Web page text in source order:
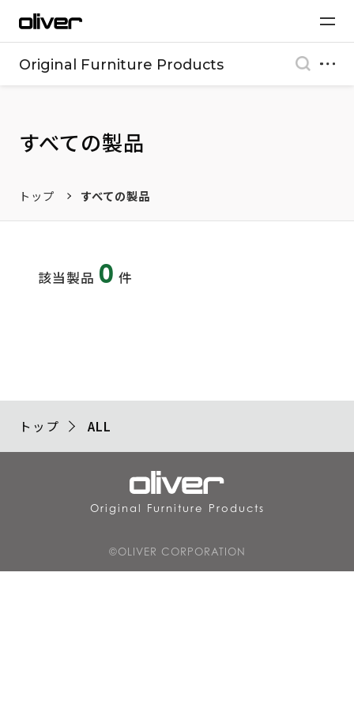
Original Furniture Products
すべての製品
トップ すべての製品
該当製品 0 件
トップ ALL
Original Furniture Products
©OLIVER CORPORATION